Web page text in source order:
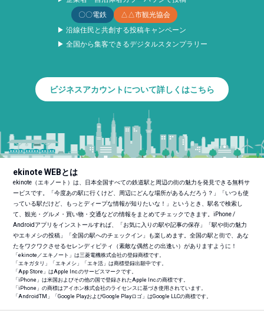
〇〇電鉄
△△市観光協会
▶ 沿線住民と共創する投稿キャンペーン
▶ 全国から集客できるデジタルスタンプラリー
ビジネスアカウントについて詳しくはこちら
ekinote WEBとは
ekinote（エキノート）は、日本全国すべての鉄道駅と周辺の街の魅力を発見できる無料サ
ービスです。「今度あの駅に行くけど、周辺にどんな場所があるんだろう？」「いつも使
っている駅だけど、もっとディープな情報が知りたいな！」というとき、駅名で検索し
て、観光・グルメ・買い物・交通などの情報をまとめてチェックできます。iPhone /
Androidアプリをインストールすれば、「お気に入りの駅や記事の保存」「駅や街の魅力
やエキメシの投稿」「全国の駅へのチェックイン」も楽しめます。全国の駅と街で、あな
たをワクワクさせるセレンディピティ（素敵な偶然との出逢い）がありますように！
「ekinote／エキノート」は三菱電機株式会社の登録商標です。
「エキガタリ」「エキメシ」「エキ活」は商標登録出願中です。
「App Store」はApple Inc.のサービスマークです。
「iPhone」は米国およびその他の国で登録されたApple Inc.の商標です。
「iPhone」の商標はアイホン株式会社のライセンスに基づき使用されています。
「AndroidTM 」「Google PlayおよびGoogle Playロゴ」はGoogle LLCの商標です。